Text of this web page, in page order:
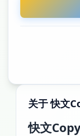
关于 快文
快文